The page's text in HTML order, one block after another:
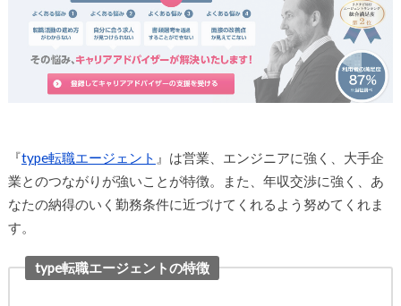
『type転職エージェント 』は営業、エンジニアに強く、大手企
業とのつながりが強いことが特徴。また、年収交渉に強く、あ
なたの納得のいく勤務条件に近づけてくれるよう努めてくれま
す。
type転職エージェントの特徴